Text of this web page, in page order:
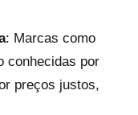
: Marcas como
conhecidas por
preços justos,